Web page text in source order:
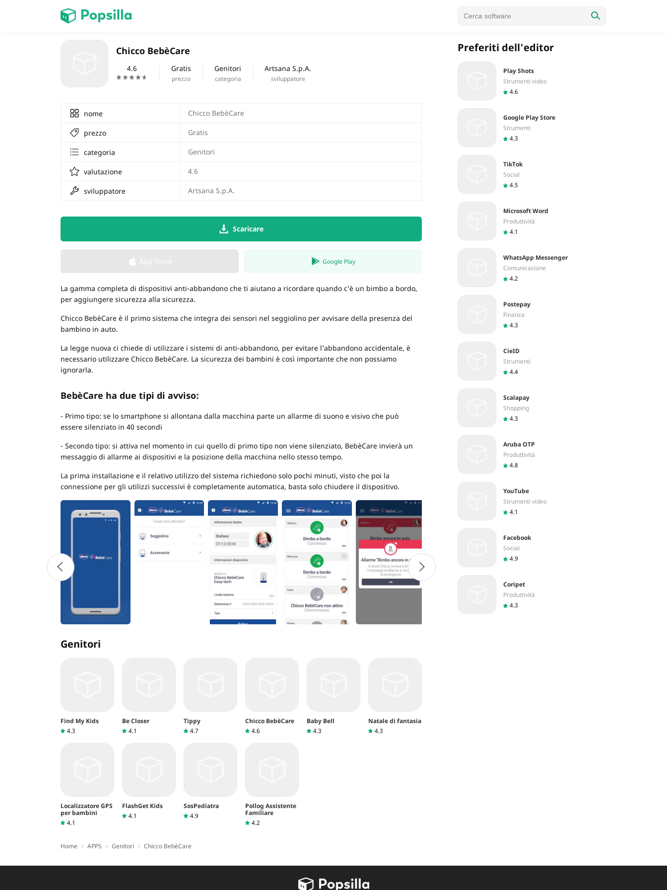
Chicco BebèCare
4.6 Gratis
prezzo
Genitori
categoria
Artsana S.p.A.
sviluppatore
nome Chicco BebèCare
prezzo Gratis
categoria Genitori
valutazione 4.6
sviluppatore Artsana S.p.A.
Scaricare
Google Play
La gamma completa di dispositivi anti-abbandono che ti aiutano a ricordare quando c’è un bimbo a bordo,
per aggiungere sicurezza alla sicurezza.
Chicco BebèCare è il primo sistema che integra dei sensori nel seggiolino per avvisare della presenza del
bambino in auto.
La legge nuova ci chiede di utilizzare i sistemi di anti-abbandono, per evitare l’abbandono accidentale, è
necessario utilizzare Chicco BebèCare. La sicurezza dei bambini è così importante che non possiamo
ignorarla.
BebèCare ha due tipi di avviso:
- Primo tipo: se lo smartphone si allontana dalla macchina parte un allarme di suono e visivo che può
essere silenziato in 40 secondi
- Secondo tipo: si attiva nel momento in cui quello di primo tipo non viene silenziato, BebèCare invierà un
messaggio di allarme ai dispositivi e la posizione della macchina nello stesso tempo.
La prima installazione e il relativo utilizzo del sistema richiedono solo pochi minuti, visto che poi la
connessione per gli utilizzi successivi è completamente automatica, basta solo chiudere il dispositivo.
Genitori
Find My Kids
4.3
Be Closer
4.1
Tippy
4.7
Chicco BebèCare
4.6
Baby Bell
4.3
Natale di fantasia
4.3
Localizzatore GPS
per bambini
4.1
FlashGet Kids
4.1
SosPediatra
4.9
Pollog Assistente
Familiare
4.2
Home › APPS › Genitori › Chicco BebèCare
Preferiti dell'editor
Play Shots
Strumenti video
4.6
Google Play Store
Strumenti
4.3
TikTok
Social
4.5
Microsoft Word
Produttività
4.1
WhatsApp Messenger
Comunicazione
4.2
Postepay
Finanza
4.3
CieID
Strumenti
4.4
Scalapay
Shopping
4.3
Aruba OTP
Produttività
4.8
YouTube
Strumenti video
4.1
Facebook
Social
4.9
Coripet
Produttività
4.3